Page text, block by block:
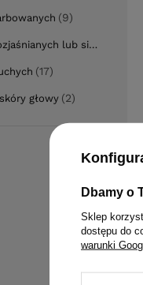
9
lub siwych
17
głowy 2
Dbamy o
Sklep
dostępu do
warunki